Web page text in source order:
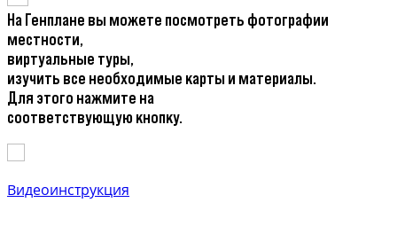
На Генплане вы можете посмотреть фотографии
местности,
виртуальные туры,
изучить все необходимые карты и материалы.
Для этого нажмите на
соответствующую кнопку.
Видеоинструкция